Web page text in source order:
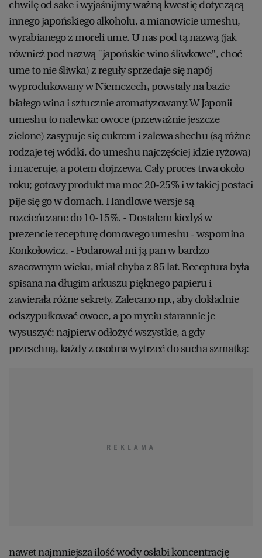
chwilę od sake i wyjaśnijmy ważną kwestię dotyczącą
innego japońskiego alkoholu, a mianowicie umeshu,
wyrabianego z moreli ume. U nas pod tą nazwą (jak
również pod nazwą "japońskie wino śliwkowe", choć
ume to nie śliwka) z reguły sprzedaje się napój
wyprodukowany w Niemczech, powstały na bazie
białego wina i sztucznie aromatyzowany. W Japonii
umeshu to nalewka: owoce (przeważnie jeszcze
zielone) zasypuje się cukrem i zalewa shechu (są różne
rodzaje tej wódki, do umeshu najczęściej idzie ryżowa)
i maceruje, a potem dojrzewa. Cały proces trwa około
roku; gotowy produkt ma moc 20-25% i w takiej postaci
pije się go w domach. Handlowe wersje są
rozcieńczane do 10-15%. - Dostałem kiedyś w
prezencie recepturę domowego umeshu - wspomina
Konkołowicz. - Podarował mi ją pan w bardzo
szacownym wieku, miał chyba z 85 lat. Receptura była
spisana na długim arkuszu pięknego papieru i
zawierała różne sekrety. Zalecano np., aby dokładnie
odszypułkować owoce, a po myciu starannie je
wysuszyć: najpierw odłożyć wszystkie, a gdy
przeschną, każdy z osobna wytrzeć do sucha szmatką:
nawet najmniejsza ilość wody osłabi koncentrację